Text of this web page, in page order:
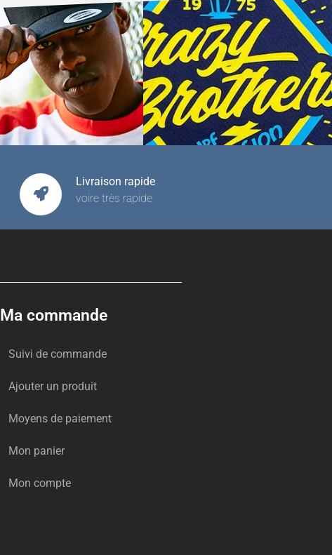
Livraison rapide
voire très rapide
Ma commande
Suivi de commande
Ajouter un produit
Moyens de paiement
Mon panier
Mon compte